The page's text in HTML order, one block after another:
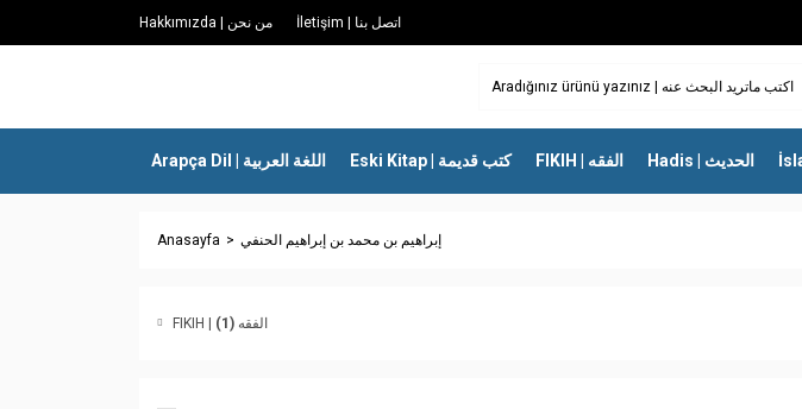
Hakkımızda | من نحن İletişim | اتصل بنا
Arapça Dil | اللغة العربية Eski Kitap | كتب قديمة FIKIH | الفقه Hadis | الحديث
Anasayfa إبراهيم بن محمد بن إبراهيم الحنفي
FIKIH | الفقه (1)